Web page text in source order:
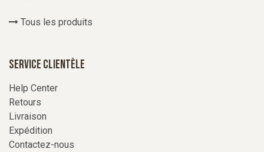
Tous les produits
Service Clientèle
Help Center
Retours
Livraison
Expédition
Contactez-nous